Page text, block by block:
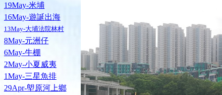
19May-米埔
16May-遊誕出海
13May-大埔法院林村
8May-元洲仔
6May-牛棚
2May-小夏威夷
1May-三星魚排
29Apr-塱原河上鄉